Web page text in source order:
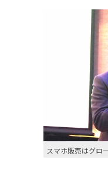
スマホ販売はグロ